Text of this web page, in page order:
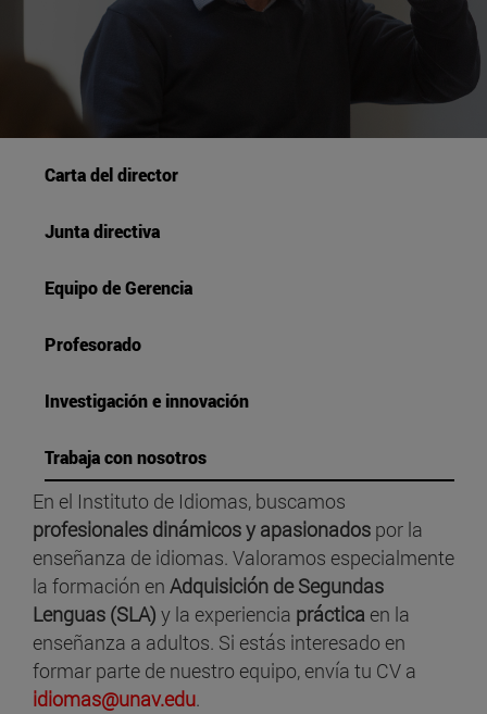
Carta del director
Junta directiva
Equipo de Gerencia
Profesorado
Investigación e innovación
Trabaja con nosotros
En el Instituto de Idiomas, buscamos
profesionales dinámicos y apasionados por la
enseñanza de idiomas. Valoramos especialmente
la formación en Adquisición de Segundas
Lenguas (SLA) y la experiencia práctica en la
enseñanza a adultos. Si estás interesado en
formar parte de nuestro equipo, envía tu CV a
idiomas@unav.edu.